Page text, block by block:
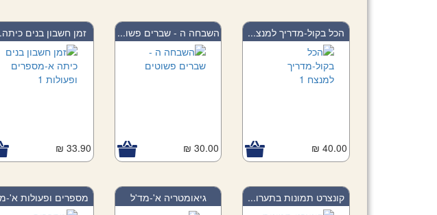
הכל בקול-מדריך למנצ...
40.00 ₪
השבחה ה - שברים פשו...
30.00 ₪
זמן חשבון בנים
33.90 ₪ Add to Cart
קונצרט תמונות בתערו... גיאומטריה א'-מד'ל מספרים ופעולות א'-